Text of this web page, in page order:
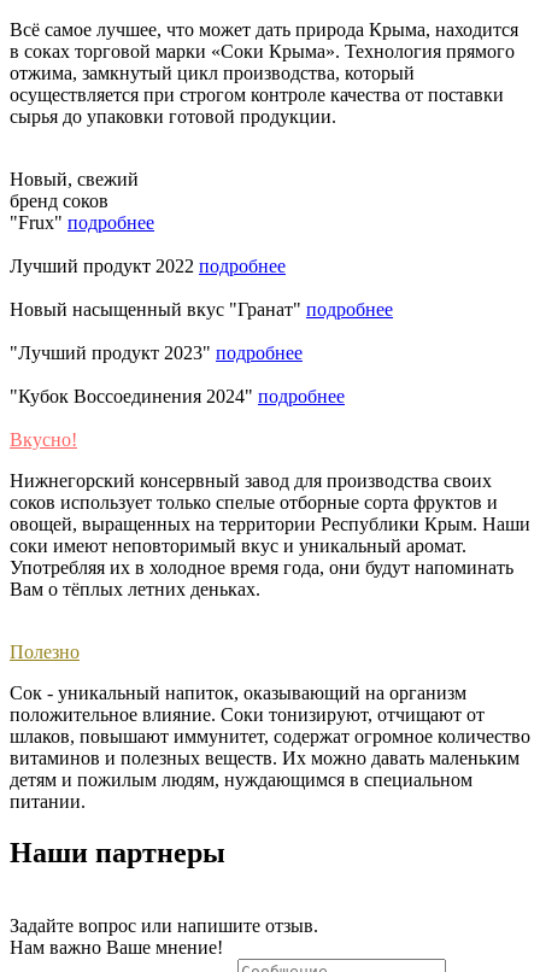
Всё самое лучшее, что может дать природа Крыма, находится
в соках торговой марки «Соки Крыма». Технология прямого
отжима, замкнутый цикл производства, который
осуществляется при строгом контроле качества от поставки
сырья до упаковки готовой продукции.
Новый, свежий
бренд соков
"Frux" подробнее
Лучший продукт 2022 подробнее
Новый насыщенный вкус "Гранат" подробнее
"Лучший продукт 2023" подробнее
"Кубок Воссоединения 2024" подробнее
Вкусно!
Нижнегорский консервный завод для производства своих
соков использует только спелые отборные сорта фруктов и
овощей, выращенных на территории Республики Крым. Наши
соки имеют неповторимый вкус и уникальный аромат.
Употребляя их в холодное время года, они будут напоминать
Вам о тёплых летних деньках. ​
Полезно
Сок - уникальный напиток, оказывающий на организм
положительное влияние. Соки тонизируют, отчищают от
шлаков, повышают иммунитет, содержат огромное количество
витаминов и полезных веществ. Их можно давать маленьким
детям и пожилым людям, нуждающимся в специальном
питании.
Наши партнеры
Задайте вопрос или напишите отзыв.
Нам важно Ваше мнение!